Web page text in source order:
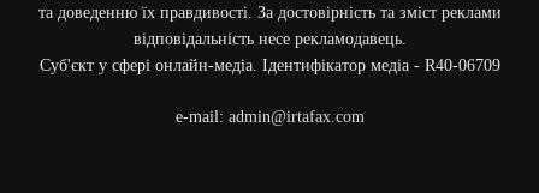
та доведенню їх правдивості. За достовірність та зміст реклами
відповідальність несе рекламодавець.
Cуб'єкт у сфері онлайн-медіа. Ідентифікатор медіа - R40-06709
e-mail: admin@irtafax.com